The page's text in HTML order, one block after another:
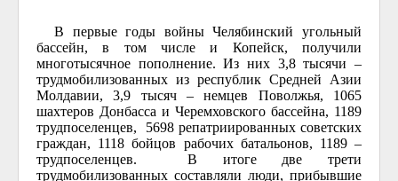
В первые годы войны Челябинский угольный
бассейн, в том числе и Копейск, получили
многотысячное пополнение. Из них 3,8 тысячи –
трудмобилизованных из республик Средней Азии
Молдавии, 3,9 тысяч – немцев Поволжья, 1065
шахтеров Донбасса и Черемховского бассейна, 1189
трудпоселенцев, 5698 репатриированных советских
граждан, 1118 бойцов рабочих батальонов, 1189 –
трудпоселенцев. В итоге две трети
трудмобилизованных составляли люди, прибывшие